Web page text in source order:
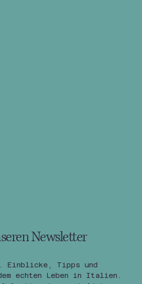
Newsletter
Einblicke, Tipps und
echten Leben in Italien.